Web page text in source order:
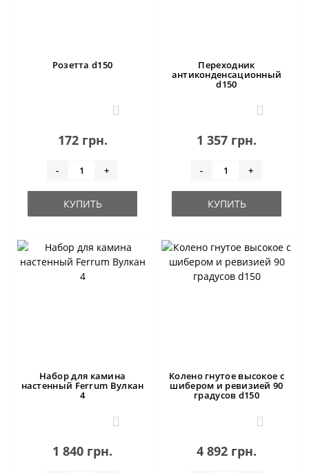
Розетта d150
0
172 грн.
- +
КУПИТЬ
Переходник
антиконденсационный
d150
0
1 357 грн.
- +
КУПИТЬ
Набор для камина
настенный Ferrum Вулкан
4
0
1 840 грн.
Колено гнутое высокое с
шибером и ревизией 90
градусов d150
0
4 892 грн.